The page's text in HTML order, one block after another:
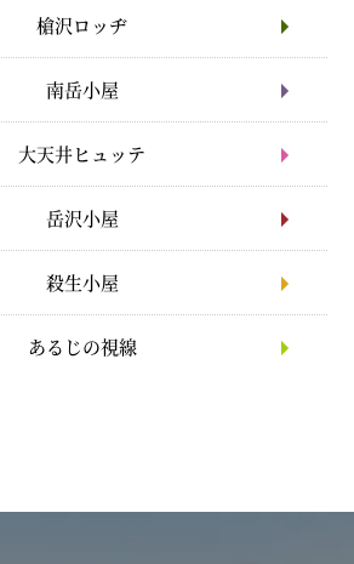
槍沢ロッヂ
南岳小屋
大天井ヒュッテ
岳沢小屋
殺生小屋
あるじの視線